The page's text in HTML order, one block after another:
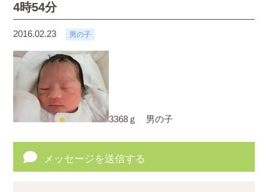
4時54分
2016.02.23 男の子
3368ｇ 男の子
メッセージを送信する